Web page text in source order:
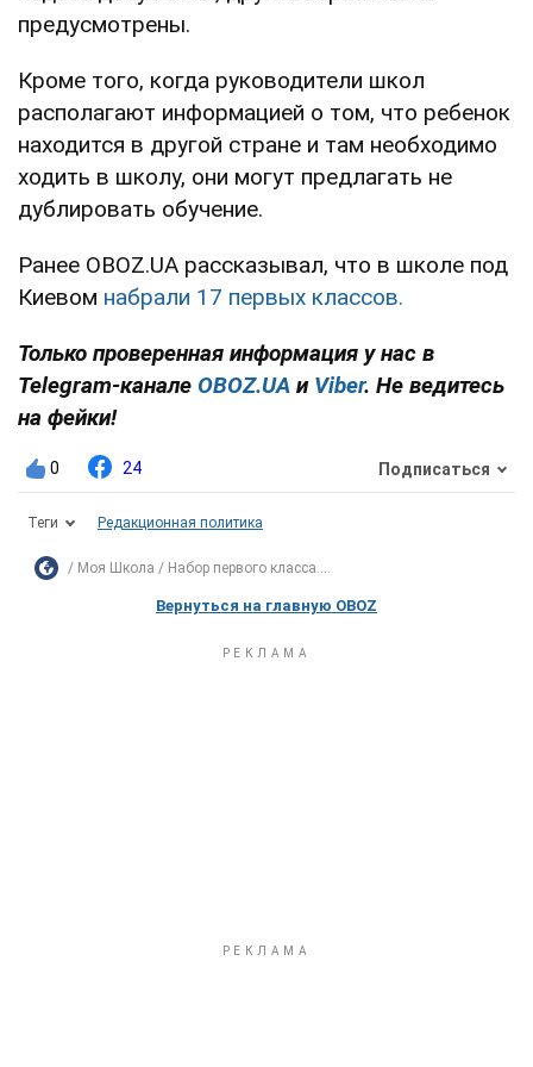
предусмотрены.
Кроме того, когда руководители школ
располагают информацией о том, что ребенок
находится в другой стране и там необходимо
ходить в школу, они могут предлагать не
дублировать обучение.
Ранее OBOZ.UA рассказывал, что в школе под
Киевом набрали 17 первых классов.
Только проверенная информация у нас в
Telegram-канале OBOZ.UA и Viber. Не ведитесь
на фейки!
0 24 Подписаться
Теги Редакционная политика
Моя Школа Набор первого класса....
Вернуться на главную OBOZ